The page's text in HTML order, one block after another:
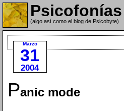
Psicofonías
(algo así como el blog de Psicobyte)
Marzo
31
2004
Panic mode